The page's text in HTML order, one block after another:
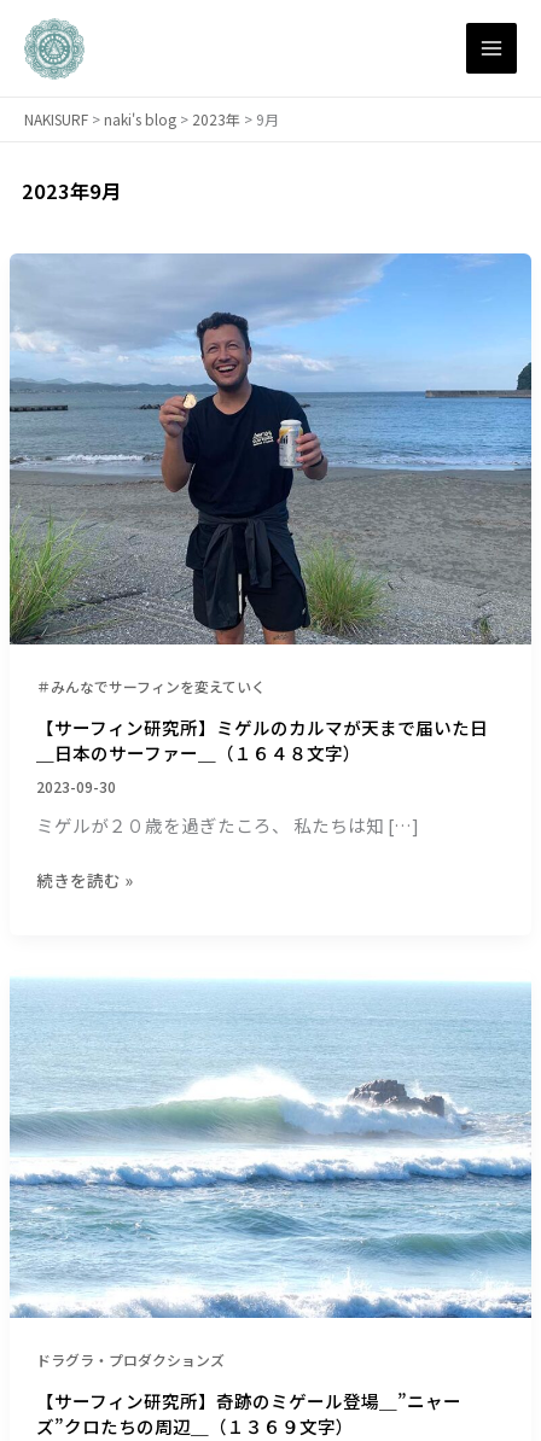
NAKISURF > naki's blog > 2023年 > 9月
2023年9月
＃みんなでサーフィンを変えていく
【サーフィン研究所】ミゲルのカルマが天まで届いた日
＿日本のサーファー＿（１６４８文字）
2023-09-30
ミゲルが２０歳を過ぎたころ、 私たちは知 […]
ィ
ン
研
究
所】
ミ
ゲ
ル
の
カ
ル
が
ま
で
届
い
日
の
サ
ー
フ
ァ
ー
＿
（１
６
４
８
文
字）
続きを読む »
ドラグラ・プロダクションズ
【サーフィン研究所】奇跡のミゲール登場＿”ニャー
ズ”クロたちの周辺＿（１３６９文字）
【サ
ー
フ
ィ
ン
研
究
所】
奇
跡
の
ミ
ゲ
ル
登
場